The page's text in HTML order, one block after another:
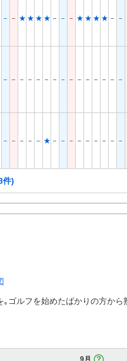
－ － ★ ★ ★ ★ － － － ★ ★ ★ ★ － －
－ － － － － － － － － － － － － － －
－ － － － － ★ － － － － － － － － －
件)
ゴルフを始めたばかりの方から